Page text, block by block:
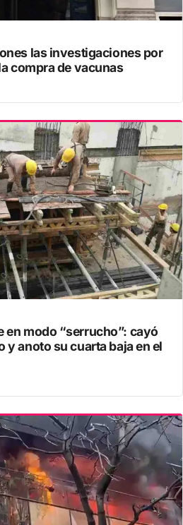
las investigaciones por
compra de vacunas
en modo “serrucho”: cayó
y anoto su cuarta baja en el